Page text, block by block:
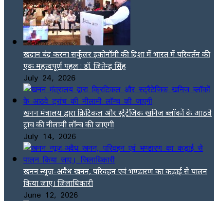
खदान बंद करना सर्कुलर इकोनॉमी की दिशा में भारत में परिवर्तन की
एक महत्वपूर्ण पहल : डॉ. जितेन्द्र सिंह
July 24, 2026
खनन मंत्रालय द्वारा क्रिटिकल और स्ट्रैटेजिक खनिज ब्लॉकों के आठवे
ट्रांच की नीलामी लॉन्च की जाएगी
July 14, 2026
खनन न्यूज-अवैध खनन, परिवहन एवं भण्डारण का कड़ाई से पालन
किया जाए। जिलाधिकारी
June 12, 2026